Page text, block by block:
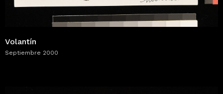
Volantín
Septiembre 2000